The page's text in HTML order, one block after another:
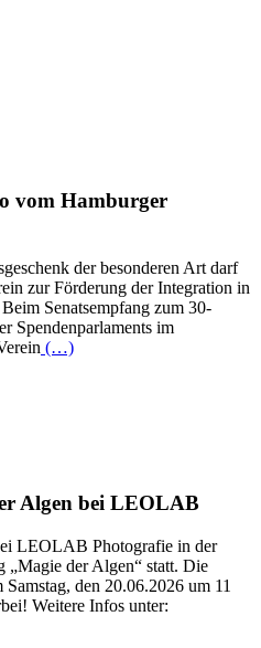
vom Hamburger
der besonderen Art darf
zur Förderung der Integration in
Senatsempfang zum 30-
Spendenparlaments im
(…)
Algen bei LEOLAB
LEOLAB Photografie in der
„Magie der Algen“ statt. Die
den 20.06.2026 um 11
Weitere Infos unter: